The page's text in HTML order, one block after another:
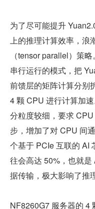
为了尽可能提升
上的推理计算效率，浪
（tensor parallel）策
串行运行的模式，把
前馈层的矩阵计算分别
4 颗 CPU 进行计算加
分粒度较细，要求
步，增加了对 CPU 间
个基于 PCIe 互联的 AI
往会高达 50%，也就
据传输，极大影响了推
NF8260G7 服务器的 4